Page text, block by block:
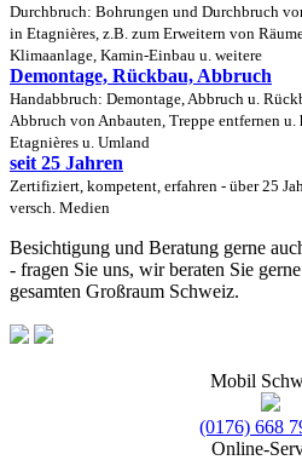
Durchbruch: Bohrungen und Durchbruch
in Etagnières, z.B. zum Erweitern von
Klimaanlage, Kamin-Einbau u. weitere
Demontage, Rückbau, Abbruch
Handabbruch: Demontage, Abbruch u.
Abbruch von Anbauten, Treppe entfernen
Etagnières u. Umland
seit 25 Jahren
Zertifiziert, kompetent, erfahren - über 25
versch. Medien
Besichtigung und Beratung gerne
- fragen Sie uns, wir beraten Sie
gesamten Großraum Schweiz.
Mobil
(0176) 668
Online-